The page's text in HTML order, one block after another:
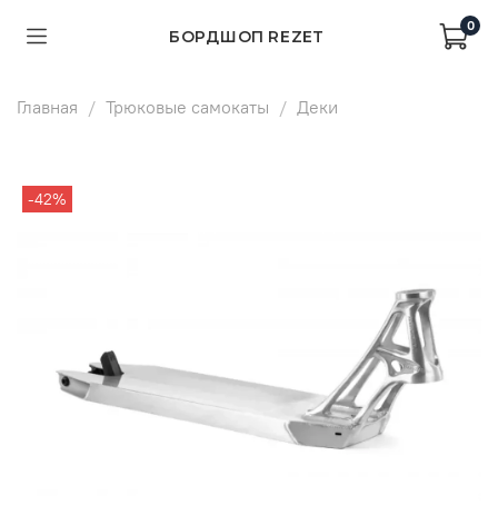
БОРДШОП REZET
0
Главная Трюковые самокаты Деки
-42%